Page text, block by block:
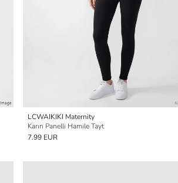
LCWAIKIKI Maternity
Karın Panelli Hamile Tayt
7.99 EUR